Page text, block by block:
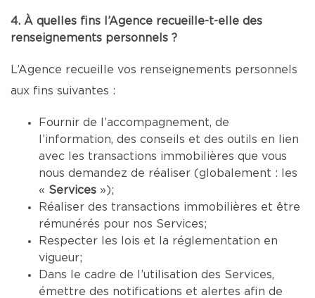
4. À quelles fins l’Agence recueille-t-elle des
renseignements personnels ?
L’Agence recueille vos renseignements personnels
aux fins suivantes :
Fournir de l’accompagnement, de
l’information, des conseils et des outils en lien
avec les transactions immobilières que vous
nous demandez de réaliser (globalement : les
« Services »);
Réaliser des transactions immobilières et être
rémunérés pour nos Services;
Respecter les lois et la réglementation en
vigueur;
Dans le cadre de l’utilisation des Services,
émettre des notifications et alertes afin de